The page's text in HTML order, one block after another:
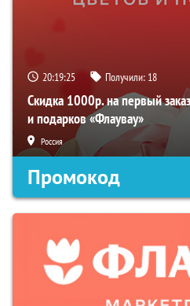
20:19:24 Получили: 18
Скидка 1000р. на первый
и подарков «Флаувау»
Россия
Промокод